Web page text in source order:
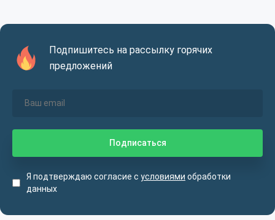
Подпишитесь на рассылку горячих
предложений
Я подтверждаю согласие с условиями обработки
данных